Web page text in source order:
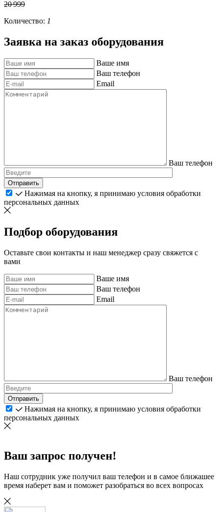
20 999
Количество: 1
Заявка на заказ оборудования
Ваше имя
Ваш телефон
Email
Ваш телефон
Отправить
Нажимая на кнопку, я принимаю условия обработки
персональных данных
Подбор оборудования
Оставьте свои контакты и наш менеджер сразу свяжется с
вами
Ваше имя
Ваш телефон
Email
Ваш телефон
Отправить
Нажимая на кнопку, я принимаю условия обработки
персональных данных
Ваш запрос получен!
Наш сотрудник уже получил ваш телефон и в самое ближашее
время наберет вам и поможет разобраться во всех вопросах